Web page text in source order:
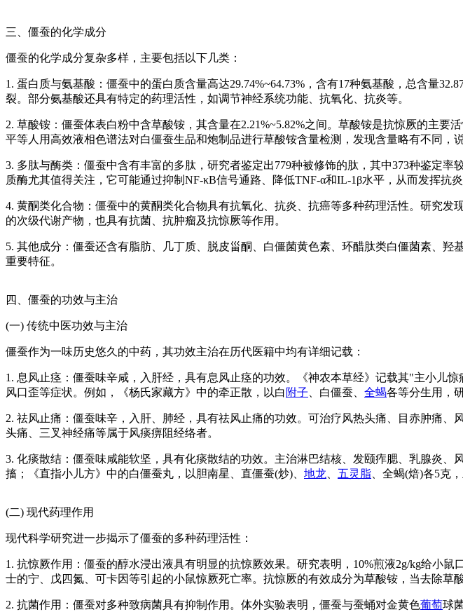
三、僵蚕的化学成分
僵蚕的化学成分复杂多样，主要包括以下几类：
1. 蛋白质与氨基酸：僵蚕中的蛋白质含量高达29.74%~64.73%，含有17种氨基酸，总含量
裂。部分氨基酸还具有特定的药理活性，如调节神经系统功能、抗氧化、抗炎等。
2. 草酸铵：僵蚕体表白粉中含草酸铵，其含量在2.21%~5.82%之间。草酸铵是抗惊厥的主
平等人用高效液相色谱法对白僵蚕生品和炮制品进行草酸铵含量检测，发现含量略有不同，
3. 多肽与酶类：僵蚕中含有丰富的多肽，研究者鉴定出779种被修饰的肽，其中373种鉴定
质酶尤其值得关注，它可能通过抑制NF-κB信号通路、降低TNF-α和IL-1β水平，从而发挥抗炎
4. 黄酮类化合物：僵蚕中的黄酮类化合物具有抗氧化、抗炎、抗癌等多种药理活性。研究
的次级代谢产物，也具有抗菌、抗肿瘤及抗惊厥等作用。
5. 其他成分：僵蚕还含有脂肪、几丁质、脱皮甾酮、白僵菌黄色素、环醋肽类白僵菌素、羟
重要特征。
四、僵蚕的功效与主治
(一) 传统中医功效与主治
僵蚕作为一味历史悠久的中药，其功效主治在历代医籍中均有详细记载：
1. 息风止痉：僵蚕味辛咸，入肝经，具有息风止痉的功效。《神农本草经》记载其"主小儿
风口歪等症状。例如，《杨氏家藏方》中的牵正散，以白 附子 、白僵蚕、 全蝎各等分生用，
2. 祛风止痛：僵蚕味辛，入肝、肺经，具有祛风止痛的功效。可治疗风热头痛、目赤肿痛
头痛、三叉神经痛等属于风痰痹阻经络者。
3. 化痰散结：僵蚕味咸能软坚，具有化痰散结的功效。主治淋巴结核、发颐痄腮、乳腺炎
搐；《直指小儿方》中的白僵蚕丸，以胆南星、直僵蚕(炒)、 地龙 五灵脂 、全蝎(焙)各5克
(二) 现代药理作用
现代科学研究进一步揭示了僵蚕的多种药理活性：
1. 抗惊厥作用：僵蚕的醇水浸出液具有明显的抗惊厥效果。研究表明，10%煎液2g/kg给小鼠
士的宁、戊四氮、可卡因等引起的小鼠惊厥死亡率。抗惊厥的有效成分为草酸铵，当去除草
2. 抗菌作用：僵蚕对多种致病菌具有抑制作用。体外实验表明，僵蚕与蚕蛹对金黄色葡萄球